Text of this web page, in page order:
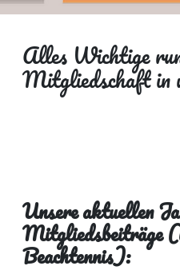
Alles Wichtige
Mitgliedschaft in
Unsere aktuellen
Mitgliedsbeiträge
Beachtennis):